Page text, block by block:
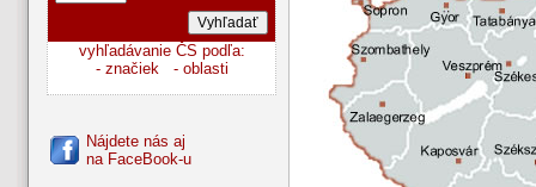
vyhľadávanie ČS podľa:
- značiek
- oblasti
Nájdete nás aj
na FaceBook-u